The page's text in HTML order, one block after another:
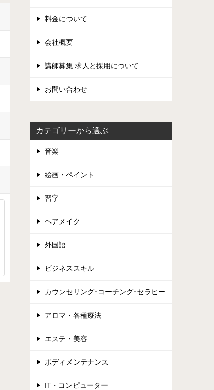
料金について
会社概要
講師募集 求人と採用について
お問い合わせ
カテゴリーから選ぶ
音楽
絵画・ペイント
習字
ヘアメイク
外国語
ビジネススキル
カウンセリング･コーチング･セラピー
アロマ・各種療法
エステ・美容
ボディメンテナンス
IT・コンピューター